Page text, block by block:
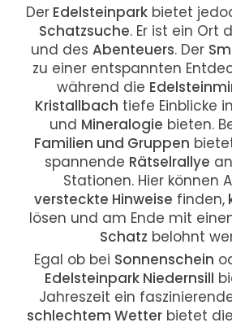
DerEdelsteinparkbietet
Schatzsuche. Er ist ein Ort
und des Abenteuers. Der
zu einer entspannten
während die
Kristallbach tiefe Einblicke
und Mineralogie bieten.
Familien und Gruppen
spannende Rätselrallye
Stationen. Hier können
versteckte Hinweise finden,
lösen und am Ende mit
Schatz belohnt
Egal ob bei Sonnenschein
Edelsteinpark Niedernsill
Jahreszeit ein
schlechtem Wetter bietet die